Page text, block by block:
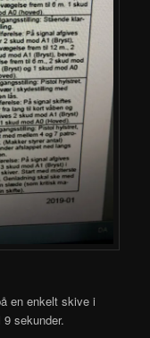
en enkelt skive i
sekunder.